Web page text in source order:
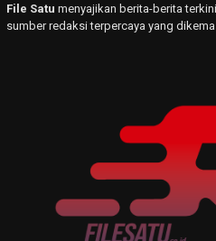
File Satu menyajikan berita-berita
sumber redaksi terpercaya yang